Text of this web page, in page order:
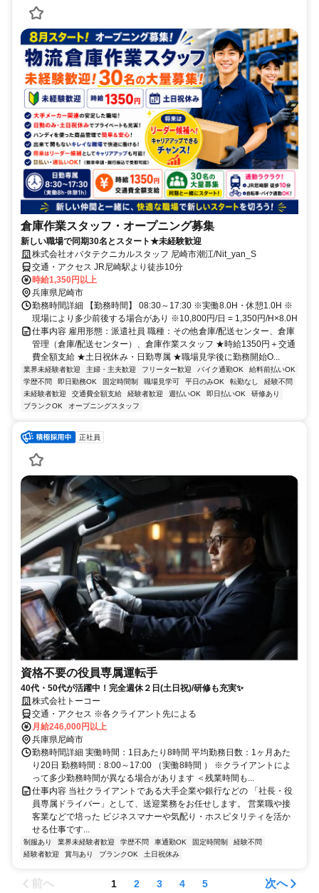
倉庫作業スタッフ・オープニング募集
新しい職場で同期30名とスタート★未経験歓迎
株式会社オバタテクニカルスタッフ 尼崎市潮江/Nit_yan_S
交通・アクセス JR尼崎駅より徒歩10分
時給1,350円以上
兵庫県尼崎市
勤務時間詳細 【勤務時間】 08:30～17:30 ※実働8.0H・休憩1.0H ※
現場により多少前後する場合があり ※10,800円/日 = 1,350円/H×8.0H
仕事内容 雇用形態：派遣社員 職種：その他倉庫/配送センター、倉庫
管理（倉庫/配送センター）、倉庫作業スタッフ ★時給1350円＋交通
費全額支給 ★土日祝休み・日勤専属 ★職場見学後に勤務開始O...
業界未経験者歓迎 主婦・主夫歓迎 フリーター歓迎 バイク通勤OK
給料前払いOK
学歴不問
即日勤務OK 固定時間制 職場見学可 平日のみOK 転勤なし
経験不問
未経験者歓迎
交通費全額支給 経験者歓迎 週払いOK 即日払いOK
研修あり
ブランクOK
オープニングスタッフ
正社員
資格不要の役員専属運転手
40代・50代が活躍中！完全週休２日(土日祝)/研修も充実✨
株式会社トーコー
交通・アクセス ※各クライアント先による
月給246,000円以上
兵庫県尼崎市
勤務時間詳細 実働時間：1日あたり8時間 平均勤務日数：1ヶ月あた
り20日 勤務時間：8:00～17:00 （実働8時間 ） ※クライアントによ
って多少勤務時間が異なる場合があります ＜残業時間も...
仕事内容 当社クライアントである大手企業や銀行などの 「社長・役
員専属ドライバー」として、送迎業務をお任せします。 営業職や接
客業などで培った ビジネスマナーや気配り・ホスピタリティを活か
せる仕事です...
制服あり 業界未経験者歓迎 学歴不問 車通勤OK 固定時間制
経験不問
経験者歓迎
賞与あり ブランクOK 土日祝休み
前へ 1 2 3 4 5 次へ